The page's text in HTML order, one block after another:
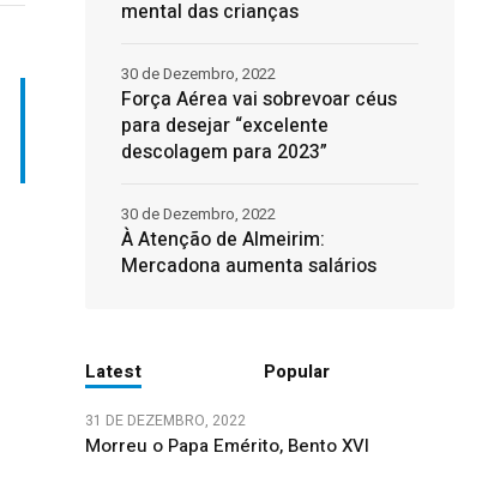
mental das crianças
Força Aérea vai sobrevoar céus
para desejar “excelente
descolagem para 2023”
30 de Dezembro, 2022
À Atenção de Almeirim:
Mercadona aumenta salários
30 de Dezembro, 2022
Latest Popular
31 DE DEZEMBRO, 2022
Morreu o Papa Emérito, Bento XVI